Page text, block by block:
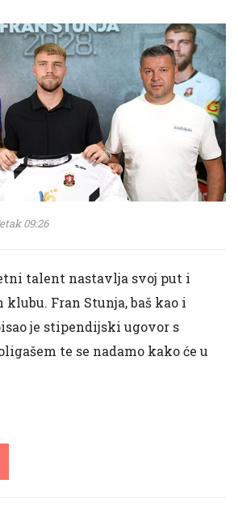
09:26
talent nastavlja svoj put i
Fran Stunja, baš kao i
je stipendijski ugovor s
te se nadamo kako će u